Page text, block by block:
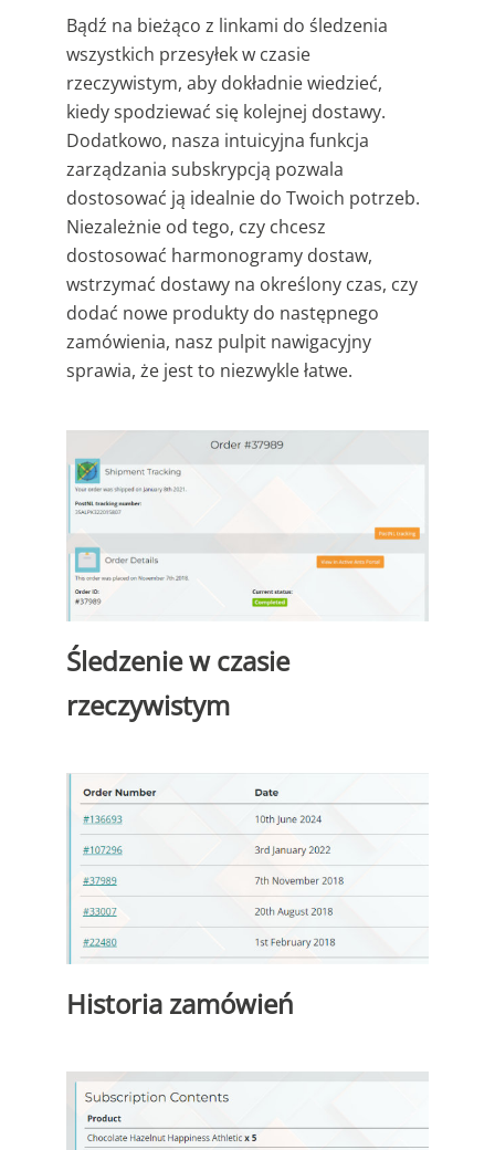
Bądź na bieżąco z linkami do śledzenia
wszystkich przesyłek w czasie
rzeczywistym, aby dokładnie wiedzieć,
kiedy spodziewać się kolejnej dostawy.
Dodatkowo, nasza intuicyjna funkcja
zarządzania subskrypcją pozwala
dostosować ją idealnie do Twoich potrzeb.
Niezależnie od tego, czy chcesz
dostosować harmonogramy dostaw,
wstrzymać dostawy na określony czas, czy
dodać nowe produkty do następnego
zamówienia, nasz pulpit nawigacyjny
sprawia, że jest to niezwykle łatwe.
Śledzenie w czasie
rzeczywistym
Historia zamówień